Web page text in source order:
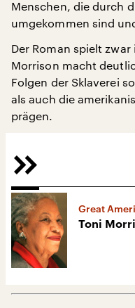
Menschen, die durch
umgekommen sind
Der Roman spielt
Morrison macht
Folgen der Sklaverei
als auch die
prägen.
Great
Toni